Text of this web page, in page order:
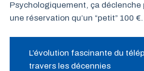
Psychologiquement, ça
une réservation qu’un “petit” 100 €.
L’évolution fascinante du
travers les décennies